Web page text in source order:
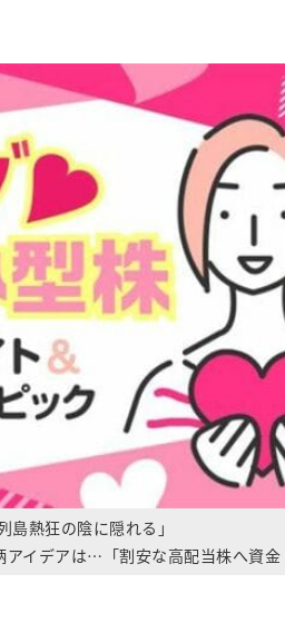
熱狂の陰に隠れる」
イデアは…「割安な高配当株へ資金